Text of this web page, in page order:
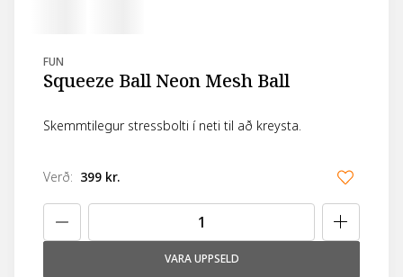
FUN
Squeeze Ball Neon Mesh Ball
Skemmtilegur stressbolti í neti til að kreysta.
Verð: 399 kr.
VARA UPPSELD